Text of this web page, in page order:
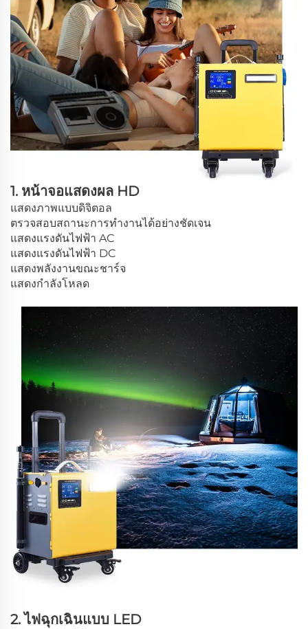
1. หน้าจอแสดงผล HD
แสดงภาพแบบดิจิตอล
ตรวจสอบสถานะการทำงานได้อย่างชัดเจน
แสดงแรงดันไฟฟ้า AC
แสดงแรงดันไฟฟ้า DC
แสดงพลังงานขณะชาร์จ
แสดงกำลังโหลด
2. ไฟฉุกเฉินแบบ LED